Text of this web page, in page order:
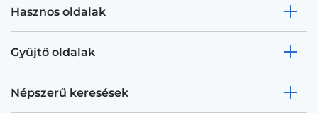
Hasznos oldalak
Gyűjtő oldalak
Népszerű keresések